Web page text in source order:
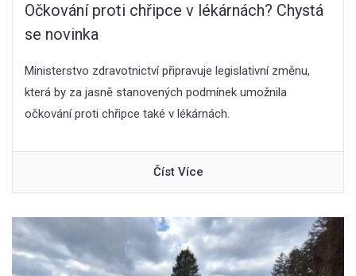
Očkování proti chřipce v lékárnách? Chystá
se novinka
Ministerstvo zdravotnictví připravuje legislativní změnu,
která by za jasně stanovených podmínek umožnila
očkování proti chřipce také v lékárnách.
Číst Více